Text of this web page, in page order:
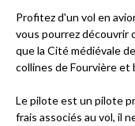
Profitez d'un vol en
vous pourrez découvrir
que la Cité médiévale
collines de Fourvière
Le pilote est un pilote
frais associés au vol, il